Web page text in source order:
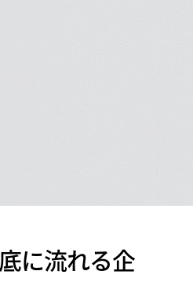
に流れる企